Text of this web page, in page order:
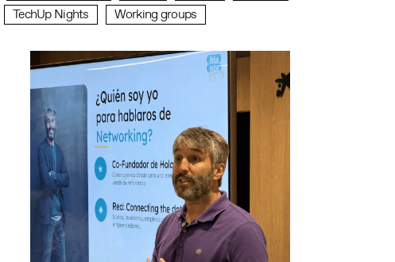
TechUp Nights Working groups